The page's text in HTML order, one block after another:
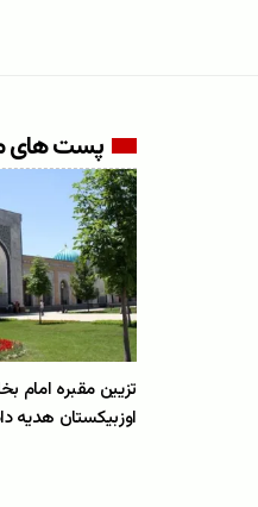
پست های
تزیین مقبره امام
اوزبیکستان هدیه